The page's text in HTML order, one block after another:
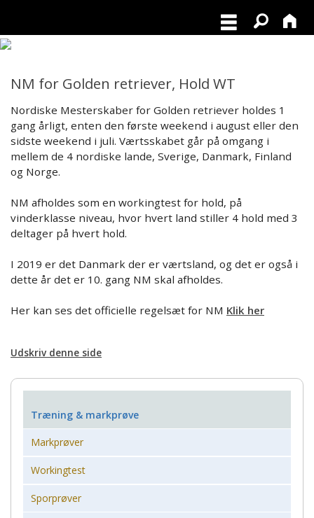
NM for Golden retriever, Hold WT
Nordiske Mesterskaber for Golden retriever holdes 1
gang årligt, enten den første weekend i august eller den
sidste weekend i juli. Værtsskabet går på omgang i
mellem de 4 nordiske lande, Sverige, Danmark, Finland
og Norge.
NM afholdes som en workingtest for hold, på
vinderklasse niveau, hvor hvert land stiller 4 hold med 3
deltager på hvert hold.
I 2019 er det Danmark der er værtsland, og det er også i
dette år det er 10. gang NM skal afholdes.
Her kan ses det officielle regelsæt for NM Klik her
Udskriv denne side
Træning & markprøve
Markprøver
Workingtest
Sporprøver